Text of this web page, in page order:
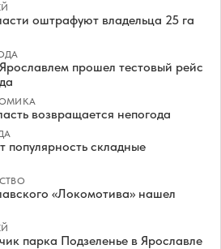
оштрафуют владельца 25 га
прошел тестовый рейс
возвращается непогода
популярность складные
«Локомотива» нашел
парка Подзеленье в Ярославле